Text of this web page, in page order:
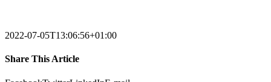
2022-07-05T13:06:56+01:00
Share This Article